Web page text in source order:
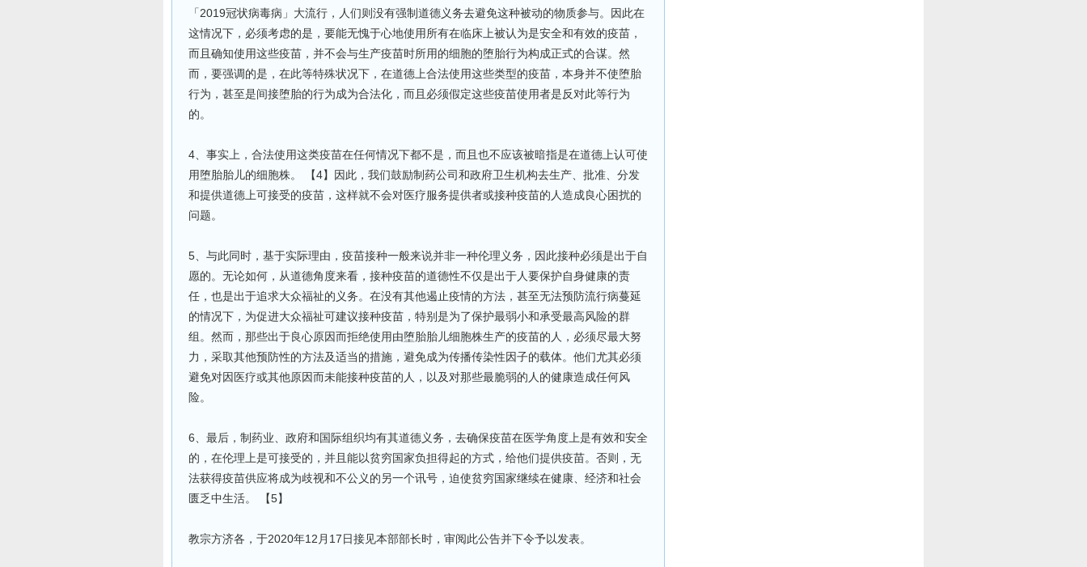
「2019冠状病毒病」大流行，人们则没有强制道德义务去避免这种被动的物质参与。因此在
这情况下，必须考虑的是，要能无愧于心地使用所有在临床上被认为是安全和有效的疫苗，
而且确知使用这些疫苗，并不会与生产疫苗时所用的细胞的堕胎行为构成正式的合谋。然
而，要强调的是，在此等特殊状况下，在道德上合法使用这些类型的疫苗，本身并不使堕胎
行为，甚至是间接堕胎的行为成为合法化，而且必须假定这些疫苗使用者是反对此等行为
的。
4、事实上，合法使用这类疫苗在任何情况下都不是，而且也不应该被暗指是在道德上认可使
用堕胎胎儿的细胞株。 【4】因此，我们鼓励制药公司和政府卫生机构去生产、批准、分发
和提供道德上可接受的疫苗，这样就不会对医疗服务提供者或接种疫苗的人造成良心困扰的
问题。
5、与此同时，基于实际理由，疫苗接种一般来说并非一种伦理义务，因此接种必须是出于自
愿的。无论如何，从道德角度来看，接种疫苗的道德性不仅是出于人要保护自身健康的责
任，也是出于追求大众福祉的义务。在没有其他遏止疫情的方法，甚至无法预防流行病蔓延
的情况下，为促进大众福祉可建议接种疫苗，特别是为了保护最弱小和承受最高风险的群
组。然而，那些出于良心原因而拒绝使用由堕胎胎儿细胞株生产的疫苗的人，必须尽最大努
力，采取其他预防性的方法及适当的措施，避免成为传播传染性因子的载体。他们尤其必须
避免对因医疗或其他原因而未能接种疫苗的人，以及对那些最脆弱的人的健康造成任何风
险。
6、最后，制药业、政府和国际组织均有其道德义务，去确保疫苗在医学角度上是有效和安全
的，在伦理上是可接受的，并且能以贫穷国家负担得起的方式，给他们提供疫苗。否则，无
法获得疫苗供应将成为歧视和不公义的另一个讯号，迫使贫穷国家继续在健康、经济和社会
匮乏中生活。 【5】
教宗方济各，于2020年12月17日接见本部部长时，审阅此公告并下令予以发表。